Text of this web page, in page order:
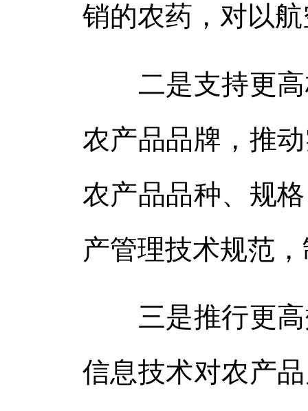
销的农药，对以
二是支持更高
农产品品牌，推
农产品品种、规
产管理技术规范
三是推行更高
信息技术对农产